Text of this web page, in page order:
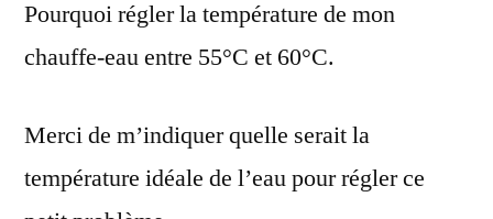
Pourquoi régler la température de mon
chauffe-eau entre 55°C et 60°C.
Merci de m’indiquer quelle serait la
température idéale de l’eau pour régler ce